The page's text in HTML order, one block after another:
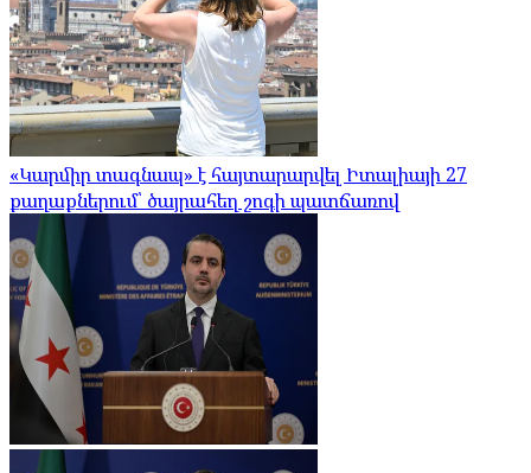
«Կարմիր տագնապ» է հայտարարվել Իտալիայի 27
քաղաքներում՝ ծայրահեղ շոգի պատճառով